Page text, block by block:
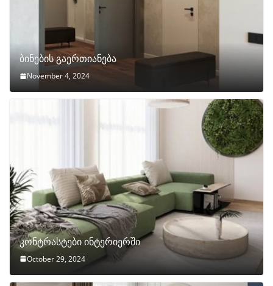
ბინების გაერთიანება
November 4, 2024
კონტრასტები ინტერიერში
October 29, 2024